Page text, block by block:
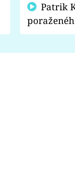
fanoušci